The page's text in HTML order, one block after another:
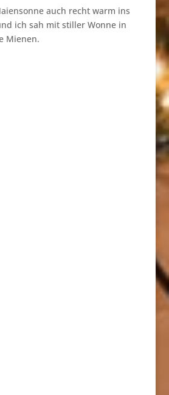
auch recht warm ins
ich sah mit stiller Wonne in
Mienen.